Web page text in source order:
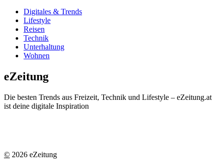
Digitales & Trends
Lifestyle
Reisen
Technik
Unterhaltung
Wohnen
eZeitung
Die besten Trends aus Freizeit, Technik und Lifestyle – eZeitung.at
ist deine digitale Inspiration
© 2026 eZeitung